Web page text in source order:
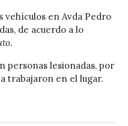
vehículos en Avda Pedro
de acuerdo a lo
personas lesionadas, por
trabajaron en el lugar.